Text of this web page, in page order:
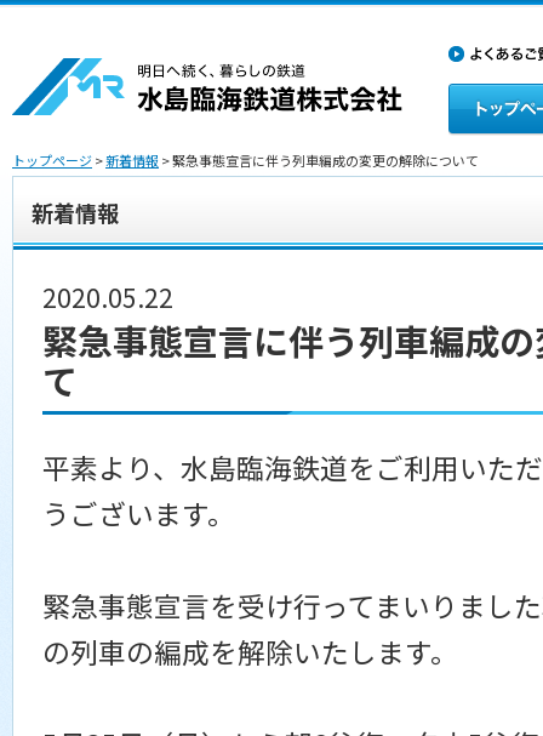
トップページ>新着情報> 緊急事態宣言に伴う列車編成の変更の解除について
新着情報
2020.05.22
緊急事態宣言に伴う列車編成
て
平素より、水島臨海鉄道をご利用いた
うございます。
緊急事態宣言を受け行ってまいりまし
の列車の編成を解除いたします。